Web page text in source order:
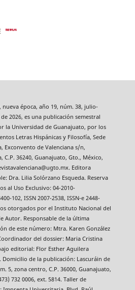
nueva época, año 19, núm. 38, julio-
2026, es una publicación semestral
la Universidad de Guanajuato, por los
Letras Hispánicas y Filosofía, Sede
Exconvento de Valenciana s/n,
C.P. 36240, Guanajuato, Gto., México,
Editora
Dra. Lilia Solórzano Esqueda. Reserva
al Uso Exclusivo: 04-2010-
102, ISSN 2007-2538, ISSN-e 2448-
otorgados por el Instituto Nacional del
Autor. Responsable de la última
de este número: Mtra. Karen González
del dossier: Maria Cristina
editorial: Flor Esther Aguilera
Domicilio de la publicación: Lascuráin de
5, zona centro, C.P. 36000, Guanajuato,
732 0006, ext. 5814. Taller de